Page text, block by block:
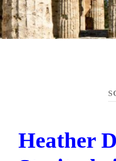
Heather